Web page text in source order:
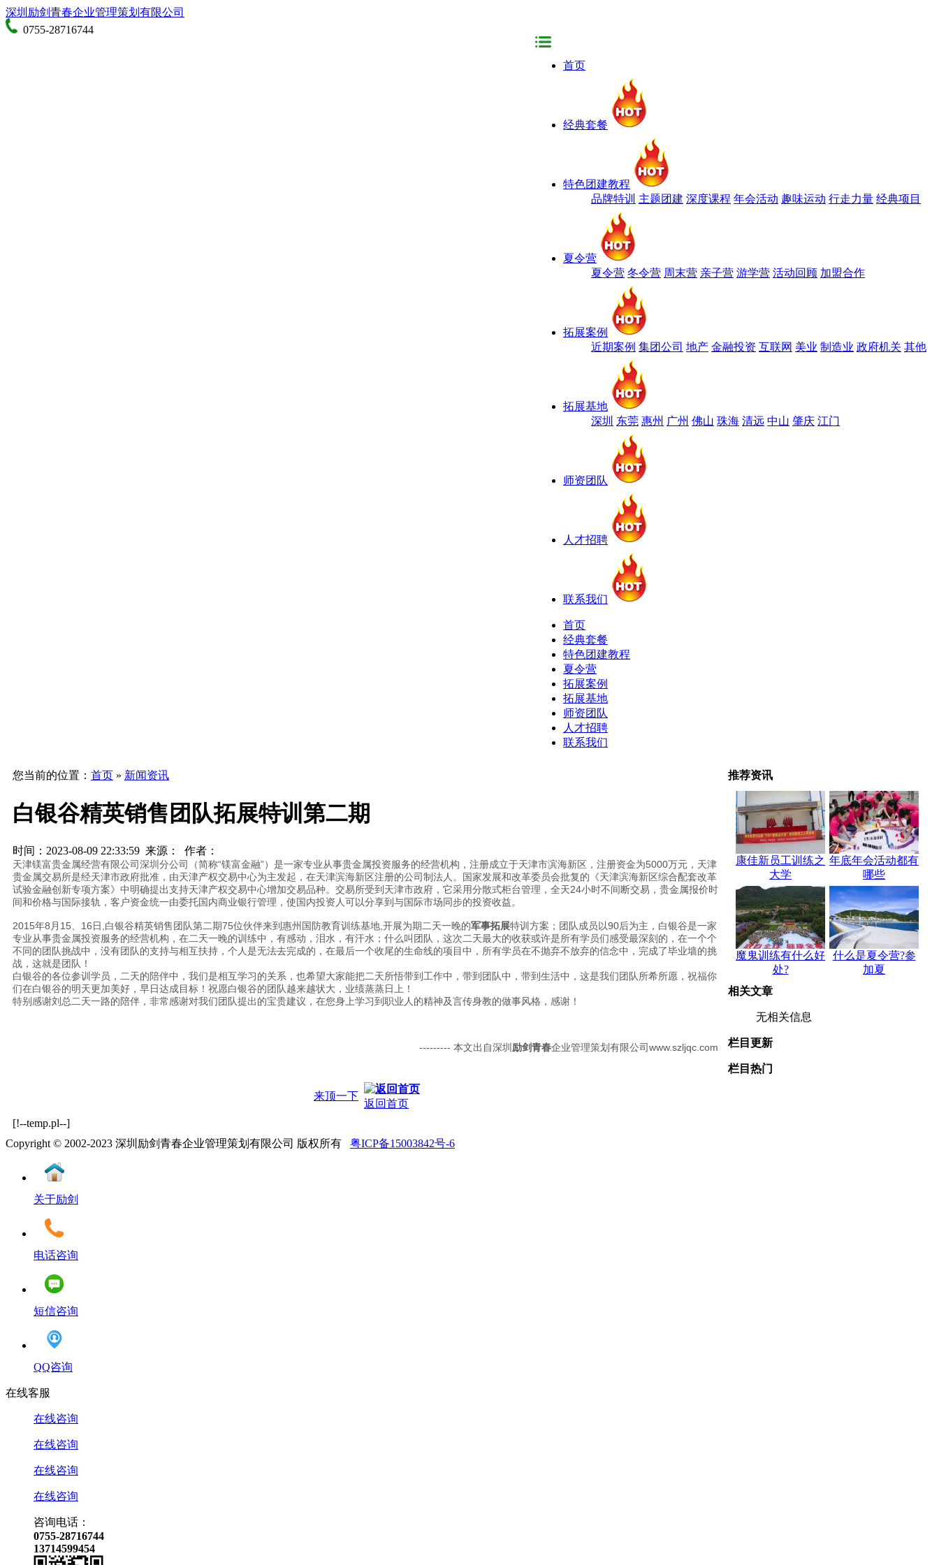
深圳励剑青春企业管理策划有限公司
0755-28716744
首页
经典套餐
特色团建教程
品牌特训 主题团建 深度课程 年会活动 趣味运动 行走力量 经典项目
夏令营
夏令营 冬令营 周末营 亲子营 游学营 活动回顾 加盟合作
拓展案例
近期案例 集团公司 地产 金融投资 互联网 美业 制造业 政府机关 其他
拓展基地
深圳 东莞 惠州 广州 佛山 珠海 清远 中山 肇庆 江门
师资团队
人才招聘
联系我们
首页
经典套餐
特色团建教程
夏令营
拓展案例
拓展基地
师资团队
人才招聘
联系我们
您当前的位置： 首页 » 新闻资讯
白银谷精英销售团队拓展特训第二期
时间：2023-08-09 22:33:59 来源： 作者：
天津镁富贵金属经营有限公司深圳分公司（简称“镁富金融”）是一家专业从事贵金属投资服务的经营机构，注册成立于天津市滨海新区，注册资金为5000万元，天津
贵金属交易所是经天津市政府批准，由天津产权交易中心为主发起，在天津滨海新区注册的公司制法人。国家发展和改革委员会批复的《天津滨海新区综合配套改革
试验金融创新专项方案》中明确提出支持天津产权交易中心增加交易品种。交易所受到天津市政府，它采用分散式柜台管理，全天24小时不间断交易，贵金属报价时
间和价格与国际接轨，客户资金统一由委托国内商业银行管理，使国内投资人可以分享到与国际市场同步的投资收益。
2015年8月15、16日,白银谷精英销售团队第二期75位伙伴来到惠州国防教育训练基地,开展为期二天一晚的军事拓展特训方案；团队成员以90后为主，白银谷是一家
专业从事贵金属投资服务的经营机构，在二天一晚的训练中，有感动，泪水，有汗水；什么叫团队，这次二天最大的收获或许是所有学员们感受最深刻的，在一个个
不同的团队挑战中，没有团队的支持与相互扶持，个人是无法去完成的，在最后一个收尾的生命线的项目中，所有学员在不抛弃不放弃的信念中，完成了毕业墙的挑
战，这就是团队！
白银谷的各位参训学员，二天的陪伴中，我们是相互学习的关系，也希望大家能把二天所悟带到工作中，带到团队中，带到生活中，这是我们团队所希所愿，祝福你
们在白银谷的明天更加美好，早日达成目标！祝愿白银谷的团队越来越状大，业绩蒸蒸日上！
特别感谢刘总二天一路的陪伴，非常感谢对我们团队提出的宝贵建议，在您身上学习到职业人的精神及言传身教的做事风格，感谢！
--------- 本文出自深圳 励剑青春企业管理策划有限公司www.szljqc.com
来顶一下
返回首页
[!--temp.pl--]
推荐资讯
康佳新员工训练之
大学
年底年会活动都有
哪些
魔鬼训练有什么好
处?
什么是夏令营?参
加夏
相关文章
无相关信息
栏目更新
栏目热门
Copyright © 2002-2023 深圳励剑青春企业管理策划有限公司 版权所有 粤ICP备15003842号-6
关于励剑
电话咨询
短信咨询
QQ咨询
在线客服
在线咨询
在线咨询
在线咨询
在线咨询
咨询电话：
0755-28716744
13714599454